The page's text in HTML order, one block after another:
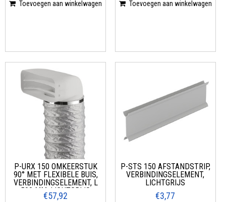
Toevoegen aan winkelwagen Toevoegen aan winkelwagen
P-URX 150 OMKEERSTUK
90° MET FLEXIBELE BUIS,
VERBINDINGSELEMENT, L
500 MM, LICHTGRIJS
€57,92
P-STS 150 AFSTANDSTRIP,
VERBINDINGSELEMENT,
LICHTGRIJS
€3,77